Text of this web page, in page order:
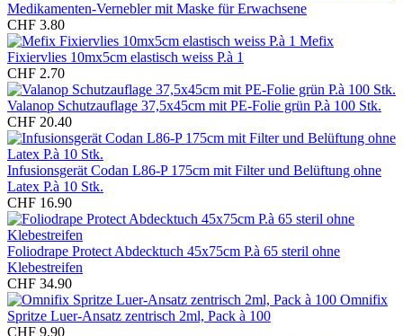
Medikamenten-Vernebler mit Maske für Erwachsene
CHF 3.80
Mefix
Fixiervlies 10mx5cm elastisch weiss P.à 1
CHF 2.70
Valanop Schutzauflage 37,5x45cm mit PE-Folie grün P.à 100 Stk.
CHF 20.40
Infusionsgerät Codan L86-P 175cm mit Filter und Belüftung ohne
Latex P.à 10 Stk.
CHF 16.90
Foliodrape Protect Abdecktuch 45x75cm P.à 65 steril ohne
Klebestreifen
CHF 34.90
Omnifix
Spritze Luer-Ansatz zentrisch 2ml, Pack à 100
CHF 9.90